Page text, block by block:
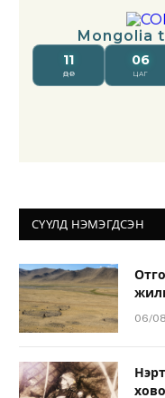
СҮҮЛД НЭМЭГДСЭН
06/